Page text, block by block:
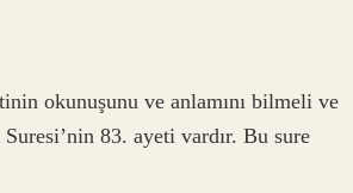
okunuşunu ve anlamını bilmeli ve
83. ayeti vardır. Bu sure